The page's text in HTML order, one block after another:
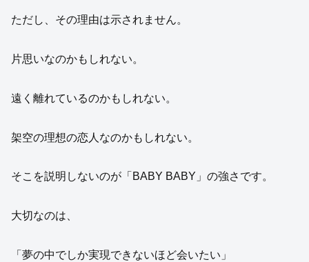
ただし、その理由は示されません。
片思いなのかもしれない。
遠く離れているのかもしれない。
架空の理想の恋人なのかもしれない。
そこを説明しないのが「BABY BABY」の強さです。
大切なのは、
「夢の中でしか実現できないほど会いたい」